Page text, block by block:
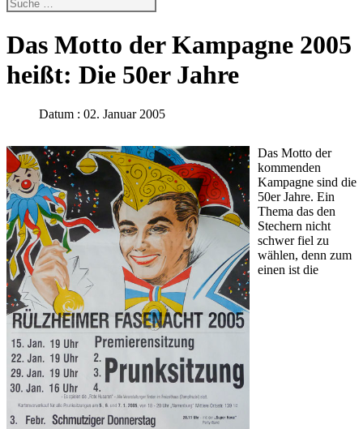
Das Motto der Kampagne 2005
heißt: Die 50er Jahre
Datum : 02. Januar 2005
Das Motto der
kommenden
Kampagne sind die
50er Jahre. Ein
Thema das den
Stechern nicht
schwer fiel zu
wählen, denn zum
einen ist die